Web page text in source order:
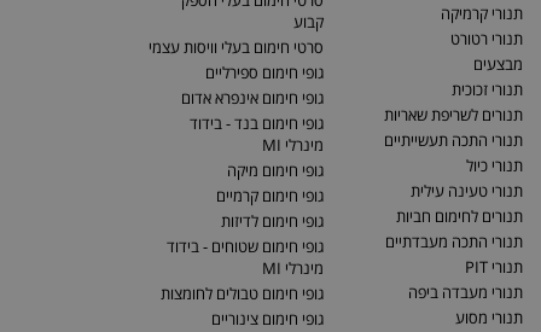
תנורי קרמיקה
תנורי רטורט
מבצעים
תנורי זכוכית
תנורים לשריפת שאריות
תנורי התכה תעשייתיים
תנורי כיול
תנורי טעינה עילית
תנורים לחימום חביות
תנורי התכה מעבדתיים
תנורי PIT
תנורי מעבדה ביפה
תנורי מסוע
קבוע
סרטי חימום בעלי וויסות עצמי
גופי חימום ספירליים
גופי חימום אינפרא אדום
גופי חימום בנד - בידוד
מינרלי MI
גופי חימום מיקה
גופי חימום קרמיים
גופי חימום לדיזות
גופי חימום שטוחים - בידוד
מינרלי MI
גופי חימום טבולים לחומצות
גופי חימום צינוריים